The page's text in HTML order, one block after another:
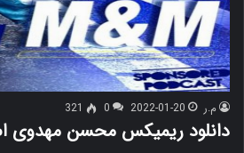
م.ر 2022-01-20
0
321
دانلود ریمیکس محسن مهدوی ام